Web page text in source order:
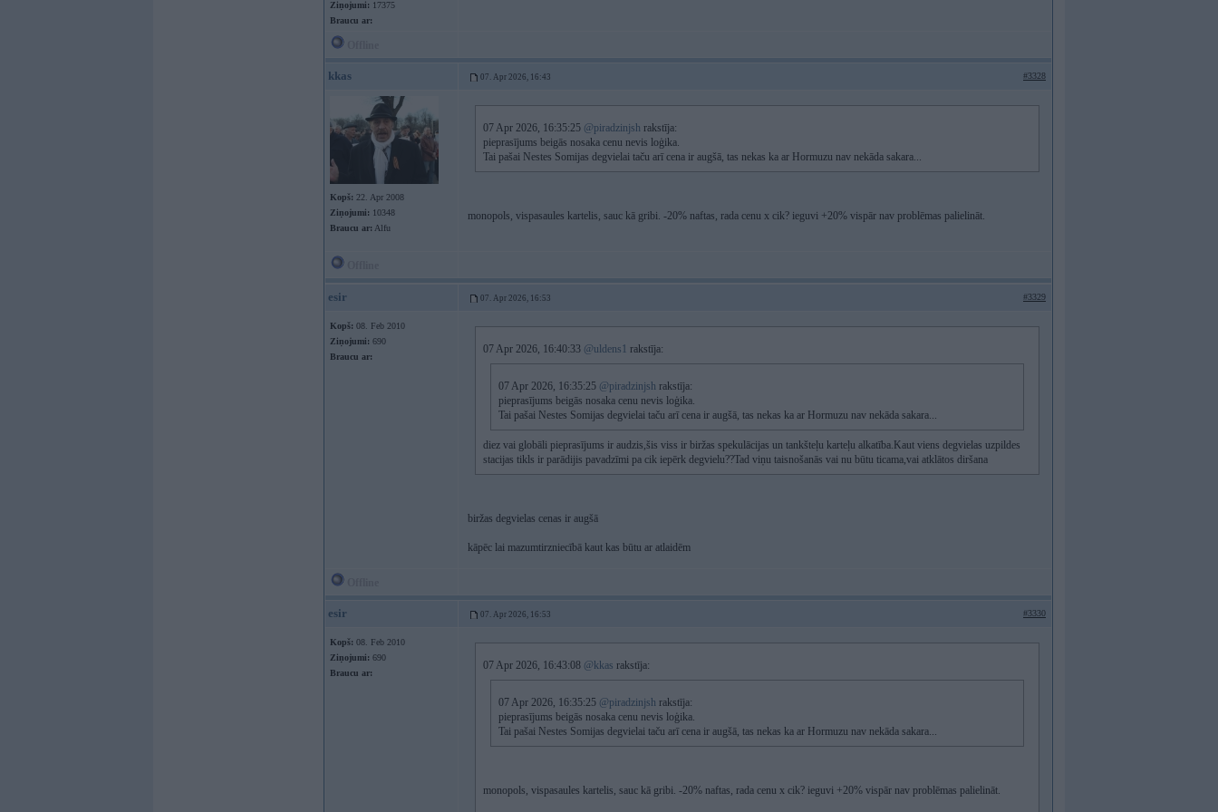
Ziņojumi: 17375
Braucu ar:
kkas 07. Apr 2026, 16:43 #3328
Kopš: 22. Apr 2008
Ziņojumi: 10348
Braucu ar: Alfu
07 Apr 2026, 16:35:25 @piradzinjsh rakstīja:
pieprasījums beigās nosaka cenu nevis loģika.
Tai pašai Nestes Somijas degvielai taču arī cena ir augšā, tas nekas ka ar Hormuzu nav nekāda sakara...
monopols, vispasaules kartelis, sauc kā gribi. -20% naftas, rada cenu x cik? ieguvi +20% vispār nav problēmas palielināt.
esir 07. Apr 2026, 16:53 #3329
Kopš: 08. Feb 2010
Ziņojumi: 690
Braucu ar:
07 Apr 2026, 16:40:33 @uldens1 rakstīja:
07 Apr 2026, 16:35:25 @piradzinjsh rakstīja:
pieprasījums beigās nosaka cenu nevis loģika.
Tai pašai Nestes Somijas degvielai taču arī cena ir augšā, tas nekas ka ar Hormuzu nav nekāda sakara...
diez vai globāli pieprasījums ir audzis,šis viss ir biržas spekulācijas un tankšteļu karteļu alkatība.Kaut viens degvielas uzpildes
stacijas tikls ir parādijis pavadzīmi pa cik iepērk degvielu??Tad viņu taisnošanās vai nu būtu ticama,vai atklātos diršana
biržas degvielas cenas ir augšā
kāpēc lai mazumtirzniecībā kaut kas būtu ar atlaidēm
esir 07. Apr 2026, 16:53 #3330
Kopš: 08. Feb 2010
Ziņojumi: 690
Braucu ar:
07 Apr 2026, 16:43:08 @kkas rakstīja:
07 Apr 2026, 16:35:25 @piradzinjsh rakstīja:
pieprasījums beigās nosaka cenu nevis loģika.
Tai pašai Nestes Somijas degvielai taču arī cena ir augšā, tas nekas ka ar Hormuzu nav nekāda sakara...
monopols, vispasaules kartelis, sauc kā gribi. -20% naftas, rada cenu x cik? ieguvi +20% vispār nav problēmas palielināt.